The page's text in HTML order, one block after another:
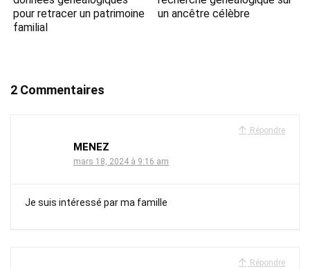
pour retracer un patrimoine
familial
un ancêtre célèbre
2 Commentaires
Répondre
MENEZ
mars 18, 2024 à 9:16 am
Je suis intéressé par ma famille
Répondre